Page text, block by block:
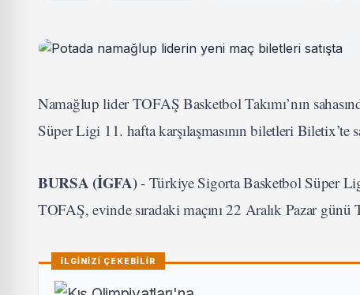
Namağlup lider TOFAŞ Basketbol Takımı’nın
Süper Ligi 11. hafta karşılaşmasının biletleri Biletix’te
BURSA (İGFA)- Türkiye Sigorta Basketbol Süper
TOFAŞ, evinde sıradaki maçını 22 Aralık Pazar
İLGİNİZİ ÇEKEBİLİR